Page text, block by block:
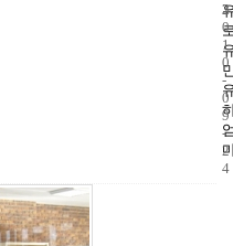
3
2
0
1
0
-
0
9
-
2
4